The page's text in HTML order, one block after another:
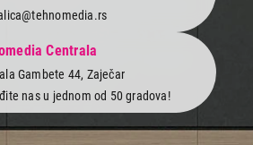
Centrala
Gambete 44, Zaječar
nas u jednom od 50 gradova!